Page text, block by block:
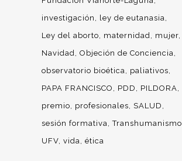
investigación
ley de eutanasia
Ley del aborto
maternidad
mujer
Navidad Objeción de Conciencia
observatorio bioética
paliativos
PAPA FRANCISCO
PDD
PILDORA
premio
profesionales
SALUD
sesión formativa Transhumanismo
UFV vida ética